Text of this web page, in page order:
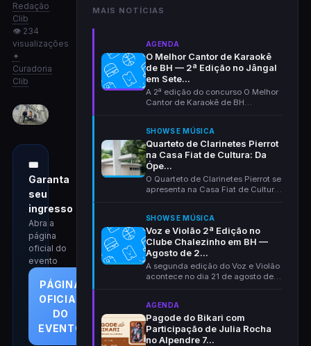
Redação
Clib
👁 234
visualizações
✦
Curadoria
Clib
🎟
Garanta
seu
ingresso
Abra a
página
oficial do
evento
PÁGINA
OFICIAL
DO
EVENTO
MAIS NOTÍCIAS
AGENDA
O Melhor Cantor de Karaokê
de BH — 2ª Edição no Jângal
em Sete...
A 2ª edição do concurso O Melhor
Cantor de Karaokê de BH
SHOWS E MÚSICA
Quarteto de Clarinetes Pierrot
na Casa Fiat de Cultura: Da
Ópe...
O Quarteto de Clarinetes Pierrot se
apresenta na Casa Fiat de Cultura
SHOWS E MÚSICA
Voz e Violão 2ª Edição no
Clube Chalezinho em BH —
Agosto de 2...
A segunda edição do Voz e Violão
acontece no dia 21 de agosto de
AGENDA
Pagode do Bikari com
Participação de Julia Rocha
no Alpendre 7...